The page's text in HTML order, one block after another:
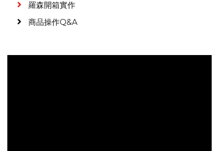
羅森開箱實作
商品操作Q&A